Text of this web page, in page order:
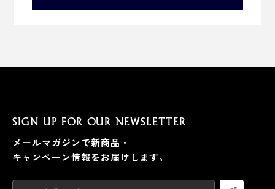
SIGN UP FOR OUR NEWSLETTER
メールマガジンで新商品・
キャンペーン情報をお届けします。